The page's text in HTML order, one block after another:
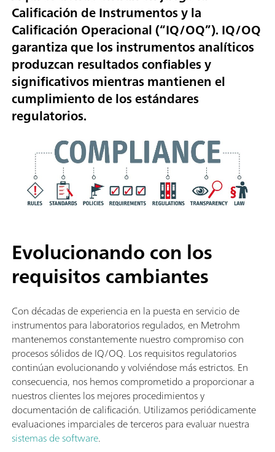
Calificación de Instrumentos y la
Calificación Operacional (“IQ/OQ”). IQ/OQ
garantiza que los instrumentos analíticos
produzcan resultados confiables y
significativos mientras mantienen el
cumplimiento de los estándares
regulatorios.
Evolucionando con los
requisitos cambiantes
Con décadas de experiencia en la puesta en servicio de
instrumentos para laboratorios regulados, en Metrohm
mantenemos constantemente nuestro compromiso con
procesos sólidos de IQ/OQ. Los requisitos regulatorios
continúan evolucionando y volviéndose más estrictos. En
consecuencia, nos hemos comprometido a proporcionar a
nuestros clientes los mejores procedimientos y
documentación de calificación. Utilizamos periódicamente
evaluaciones imparciales de terceros para evaluar nuestra
sistemas de software.